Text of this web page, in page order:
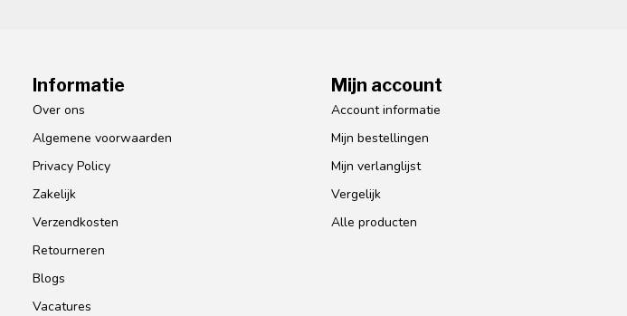
Informatie
Over ons
Algemene voorwaarden
Privacy Policy
Zakelijk
Verzendkosten
Retourneren
Blogs
Vacatures
Mijn account
Account informatie
Mijn bestellingen
Mijn verlanglijst
Vergelijk
Alle producten